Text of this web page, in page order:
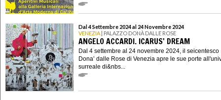
Dal 4 Settembre 2024 al 24 Novembre 2024
VENEZIA | PALAZZO DONÀ DALLE ROSE
ANGELO ACCARDI. ICARUS' DREAM
Dal 4 settembre al 24 novembre 2024, il seicentesco
Dona’ dalle Rose di Venezia apre le sue porte
surreale di&nbs...